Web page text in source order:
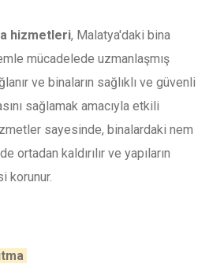
hizmetleri, Malatya'daki bina
mücadelede uzmanlaşmış
ve binaların sağlıklı ve güvenli
sağlamak amacıyla etkili
sayesinde, binalardaki nem
ortadan kaldırılır ve yapıların
korunur.